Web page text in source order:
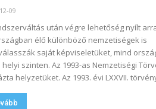
09
után végre lehetőség nyílt
élő különböző nemzetiségek is
saját képviseletüket, mind
helyi szinten. Az 1993-as Nemzetiségi
helyzetüket. Az 1993. évi LXXVII.